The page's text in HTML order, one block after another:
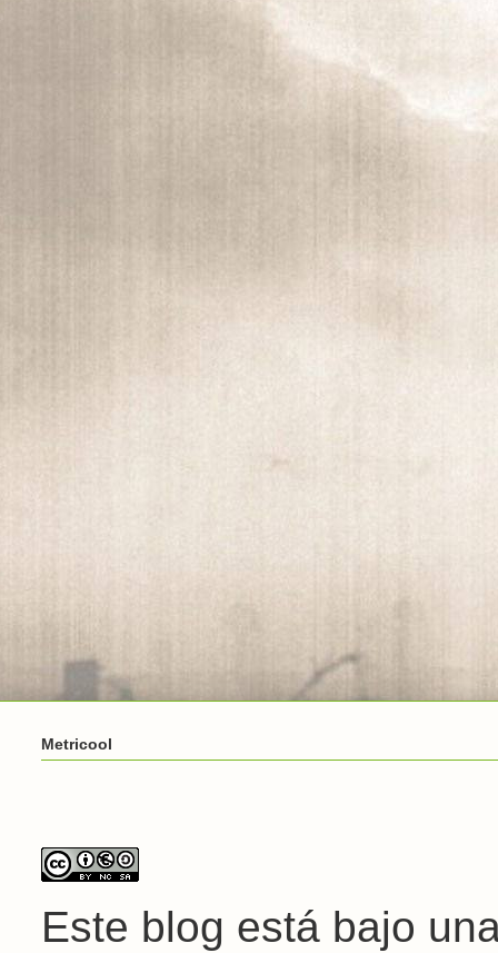
Metricool
Este blog está bajo